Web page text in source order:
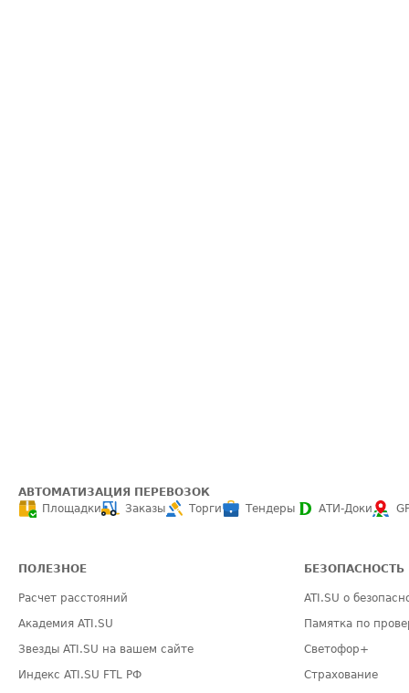
АВТОМАТИЗАЦИЯ ПЕРЕВОЗОК
Площадки
Заказы Торги Тендеры АТИ-Доки
ПОЛЕЗНОЕ
Расчет расстояний
Академия ATI.SU
Звезды ATI.SU на вашем сайте
Индекс ATI.SU FTL РФ
БЕЗОПАСНОСТЬ
ATI.SU о
Памятка по
Светофор+
Страхование